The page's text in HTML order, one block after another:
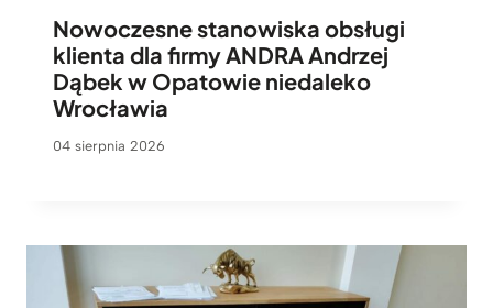
Nowoczesne stanowiska obsługi
klienta dla firmy ANDRA Andrzej
Dąbek w Opatowie niedaleko
Wrocławia
04 sierpnia 2026